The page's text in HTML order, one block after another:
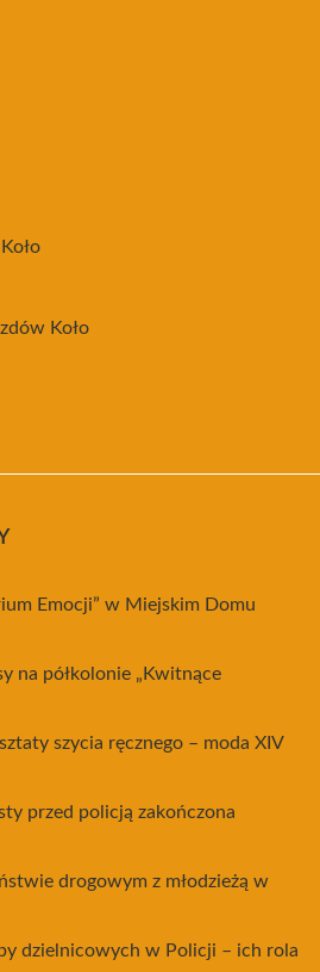
Koło
Emocji” w Miejskim Domu
na półkolonie „Kwitnące
szycia ręcznego – moda XIV
przed policją zakończona
drogowym z młodzieżą w
dzielnicowych w Policji – ich rola